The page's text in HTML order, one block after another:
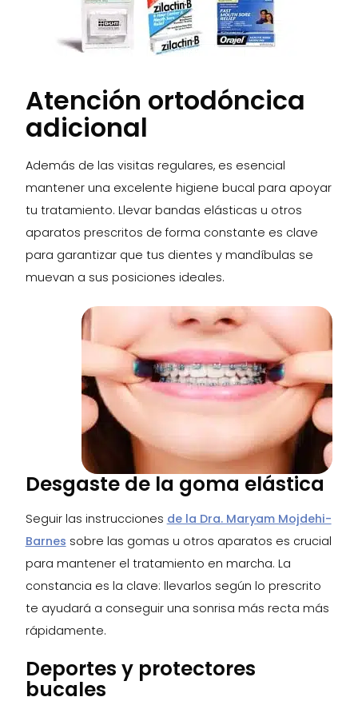
Atención ortodóncica
adicional
Además de las visitas regulares, es esencial
mantener una excelente higiene bucal para apoyar
tu tratamiento. Llevar bandas elásticas u otros
aparatos prescritos de forma constante es clave
para garantizar que tus dientes y mandíbulas se
muevan a sus posiciones ideales.
Desgaste de la goma elástica
Seguir las instrucciones de la Dra. Maryam Mojdehi-
Barnes sobre las gomas u otros aparatos es crucial
para mantener el tratamiento en marcha. La
constancia es la clave: llevarlos según lo prescrito
te ayudará a conseguir una sonrisa más recta más
rápidamente.
Deportes y protectores
bucales